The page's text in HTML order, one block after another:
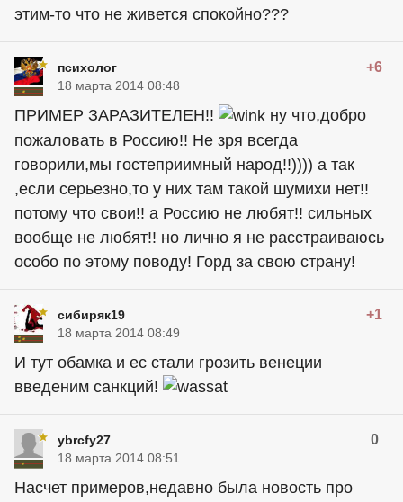
этим-то что не живется спокойно???
психолог +6
18 марта 2014 08:48
ПРИМЕР ЗАРАЗИТЕЛЕН!!
ну что,добро
пожаловать в Россию!! Не зря всегда
говорили,мы гостеприимный народ!!)))) а так
,если серьезно,то у них там такой шумихи нет!!
потому что свои!! а Россию не любят!! сильных
вообще не любят!! но лично я не расстраиваюсь
особо по этому поводу! Горд за свою страну!
сибиряк19 +1
18 марта 2014 08:49
И тут обамка и ес стали грозить венеции
введеним санкций!
ybrcfy27 0
18 марта 2014 08:51
Насчет примеров,недавно была новость про